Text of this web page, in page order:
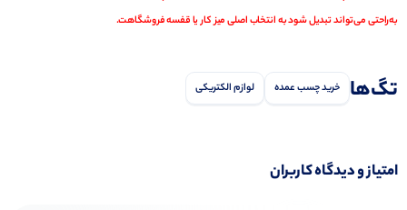
به‌راحتی می‌تواند تبدیل شود به انتخاب اصلی میز کار یا قفسه فروشگاهت.
تگ‌ها خرید چسب عمده لوازم الکتریکی
امتیاز و دیدگاه کاربران